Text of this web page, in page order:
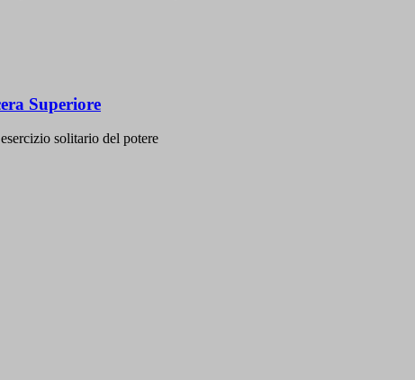
Superiore
solitario del potere